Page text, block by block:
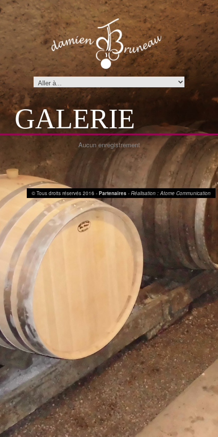
GALERIE
Aucun enregistrement
© Tous droits réservés 2016 - Partenaires - Réalisation : Atome Communication